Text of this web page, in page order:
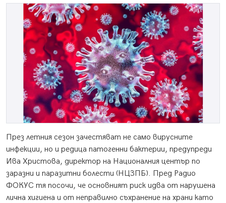
През летния сезон зачестяват не само вирусните
инфекции, но и редица патогенни бактерии, предупреди
Ива Христова, директор на Националния център по
заразни и паразитни болести (НЦЗПБ). Пред Радио
ФОКУС тя посочи, че основният риск идва от нарушена
лична хигиена и от неправилно съхранение на храни като